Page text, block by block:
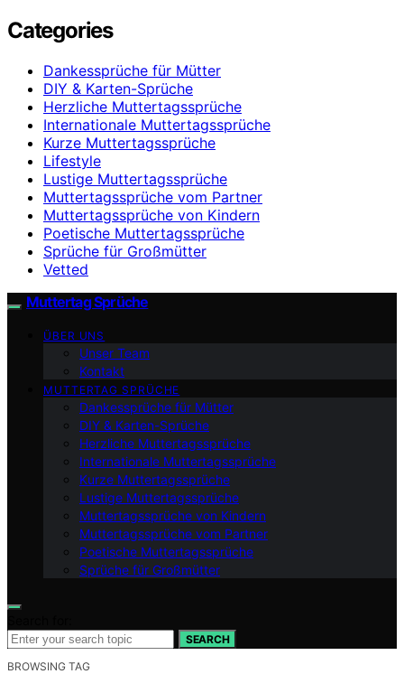
Categories
Dankessprüche für Mütter
DIY & Karten-Sprüche
Herzliche Muttertagssprüche
Internationale Muttertagssprüche
Kurze Muttertagssprüche
Lifestyle
Lustige Muttertagssprüche
Muttertagssprüche vom Partner
Muttertagssprüche von Kindern
Poetische Muttertagssprüche
Sprüche für Großmütter
Vetted
Muttertag Sprüche
ÜBER UNS
Unser Team
Kontakt
MUTTERTAG SPRÜCHE
Dankessprüche für Mütter
DIY & Karten-Sprüche
Herzliche Muttertagssprüche
Internationale Muttertagssprüche
Kurze Muttertagssprüche
Lustige Muttertagssprüche
Muttertagssprüche von Kindern
Muttertagssprüche vom Partner
Poetische Muttertagssprüche
Sprüche für Großmütter
SEARCH
BROWSING TAG